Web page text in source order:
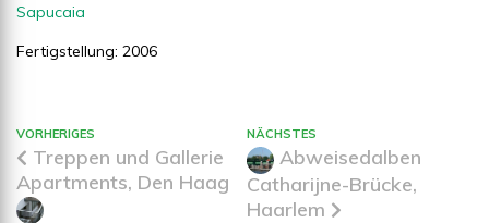
Sapucaia
Fertigstellung: 2006
VORHERIGES
Treppen und Gallerie
Apartments, Den Haag
NÄCHSTES
Abweisedalben
Catharijne-Brücke,
Haarlem